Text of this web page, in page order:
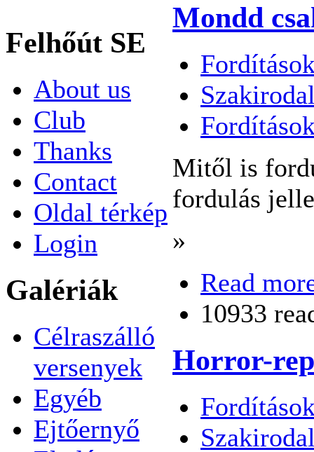
Felhőút SE
About us
Club
Thanks
Contact
Oldal térkép
Login
Galériák
Célraszálló
versenyek
Egyéb
Ejtőernyő
Mondd
Mitől is
fordulás
»
Read
10933
Horror-